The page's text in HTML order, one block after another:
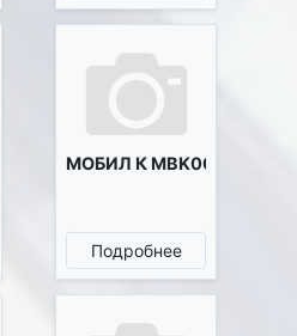
МОБИЛ К MBK0024197
Подробнее